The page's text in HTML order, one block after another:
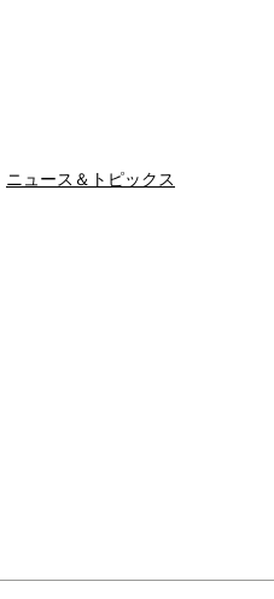
ニュース＆トピックス